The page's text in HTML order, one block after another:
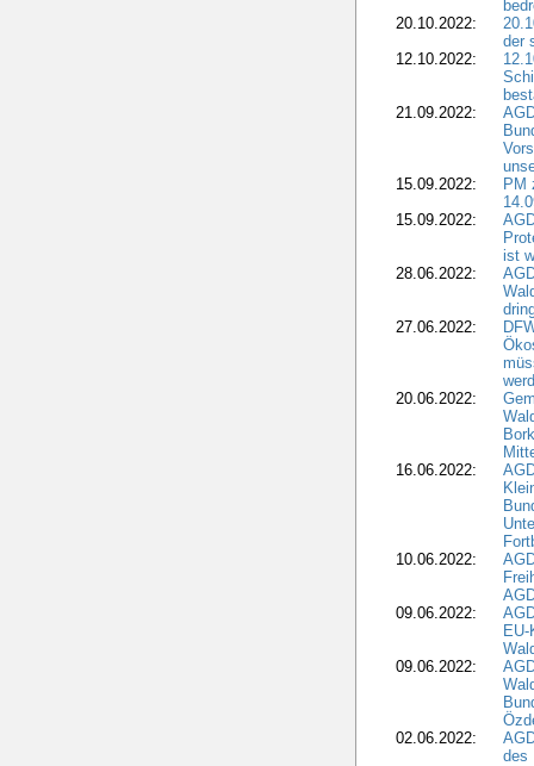
20.10.2022:
der
12.10.2022:
21.09.2022:
15.09.2022:
PM
15.09.2022:
ist
28.06.2022:
27.06.2022:
20.06.2022:
16.06.2022:
10.06.2022:
09.06.2022:
09.06.2022:
02.06.2022:
des